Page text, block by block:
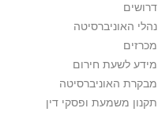
דרושים
נהלי האוניברסיטה
מכרזים
מידע לשעת חירום
מבקרת האוניברסיטה
תקנון משמעת ופסקי דין